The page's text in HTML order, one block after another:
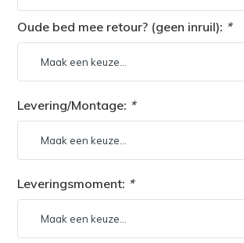
Oude bed mee retour? (geen inruil): *
Levering/Montage: *
Leveringsmoment: *